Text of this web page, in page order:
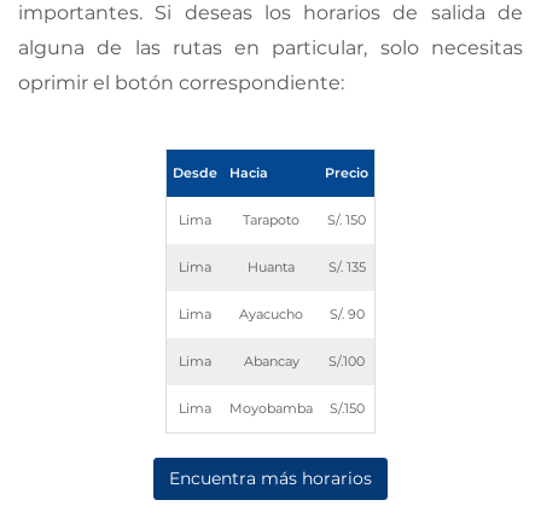
importantes. Si deseas los horarios de salida de
alguna de las rutas en particular, solo necesitas
oprimir el botón correspondiente:
Desde Hacia Precio
Lima Tarapoto S/. 150
Lima Huanta S/. 135
Lima Ayacucho S/. 90
Lima Abancay S/.100
Lima Moyobamba S/.150
Encuentra más horarios